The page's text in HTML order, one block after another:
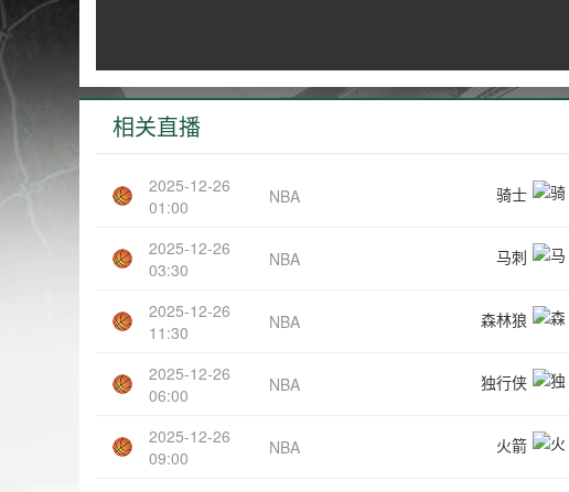
相关直播
2025-12-26
01:00
NBA 骑士
2025-12-26
03:30
NBA 马刺
2025-12-26
11:30
NBA 森林狼
2025-12-26
06:00
NBA 独行侠
2025-12-26
09:00
NBA 火箭